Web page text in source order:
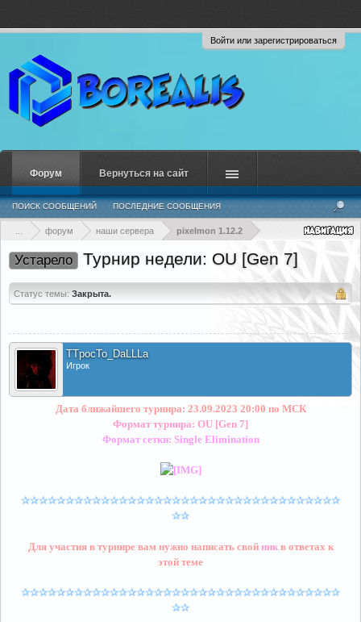
Войти или зарегистрироваться
форум наши сервера pixelmon 1.12.2
Устарело Турнир недели: OU [Gen 7]
Статус темы: Закрыта.
TTpocTo_DaLLLa
Игрок
Дата ближайшего турнира: 23.09.2023 20:00 по МСК
Формат турнира: OU [Gen 7]
Формат сетки: Single Elimination
✰✰✰✰✰✰✰✰✰✰✰✰✰✰✰✰✰✰✰✰✰✰✰✰✰✰✰✰✰✰✰✰✰✰✰✰
✰✰
Для участия в турнире вам нужно написать свой ник в ответах к
этой теме
✰✰✰✰✰✰✰✰✰✰✰✰✰✰✰✰✰✰✰✰✰✰✰✰✰✰✰✰✰✰✰✰✰✰✰✰
✰✰
Форум
ПОИСК СООБЩЕНИЙ ПОСЛЕДНИЕ СООБЩЕНИЯ
Вернуться на сайт